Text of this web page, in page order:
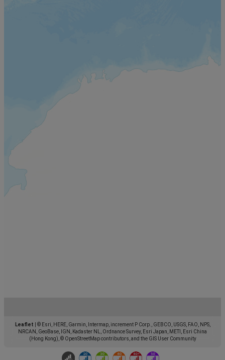
Leaflet
© Esri, HERE, Garmin, Intermap, increment P Corp., GEBCO, USGS, FAO, NPS,
NRCAN, GeoBase, IGN, Kadaster NL, Ordnance Survey, Esri Japan, METI, Esri China
(Hong Kong), © OpenStreetMap contributors, and the GIS User Community